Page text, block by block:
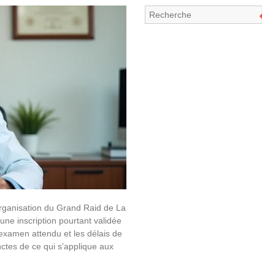
du Grand Raid de La
inscription pourtant validée
attendu et les délais de
de ce qui s’applique aux